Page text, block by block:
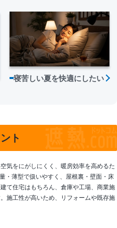
寝苦しい夏を快適にしたい
ト
気をにがしにくく、暖房効率を高めるた
・薄型で扱いやすく、屋根裏・壁面・床
て住宅はもちろん、倉庫や工場、商業施
施工性が高いため、リフォームや既存施